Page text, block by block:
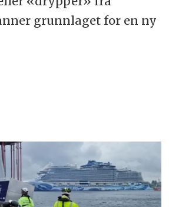
grunnlaget for en ny